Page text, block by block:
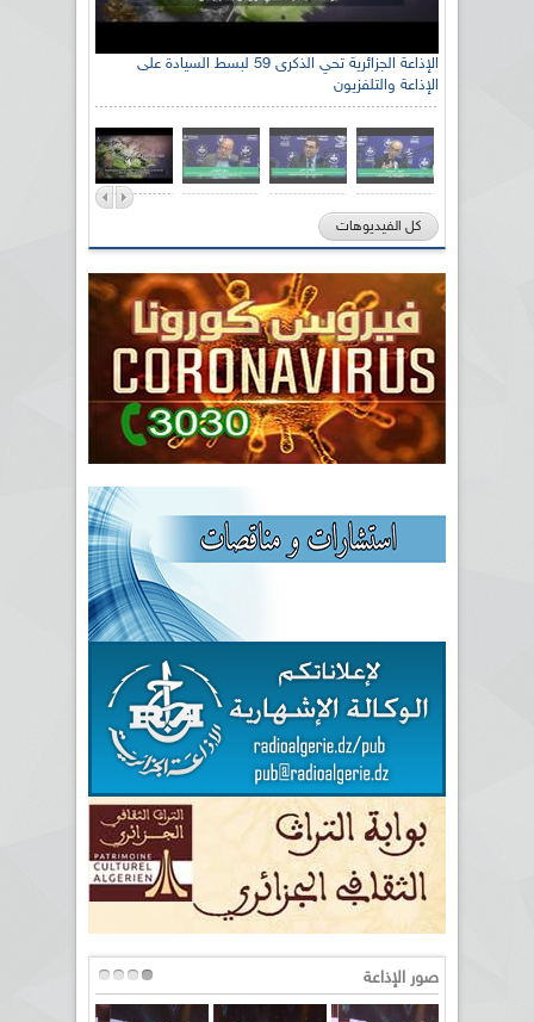
الإذاعة الجزائرية تحي الذكرى 59 لبسط السيادة على
الإذاعة والتلفزيون
كل الفيديوهات
صور الإذاعة